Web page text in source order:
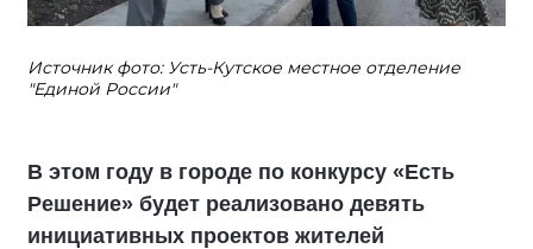
Источник фото: Усть-Кутское местное отделение
"Единой России"
В этом году в городе по конкурсу «Есть
Решение» будет реализовано девять
инициативных проектов жителей